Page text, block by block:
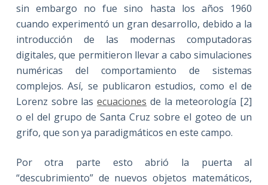
sin embargo no fue sino hasta los años 1960
cuando experimentó un gran desarrollo, debido a la
introducción de las modernas computadoras
digitales, que permitieron llevar a cabo simulaciones
numéricas del comportamiento de sistemas
complejos. Así, se publicaron estudios, como el de
Lorenz sobre lasecuaciones de la meteorología [2]
o el del grupo de Santa Cruz sobre el goteo de un
grifo, que son ya paradigmáticos en este campo.
Por otra parte esto abrió la puerta al
“descubrimiento” de nuevos objetos matemáticos,